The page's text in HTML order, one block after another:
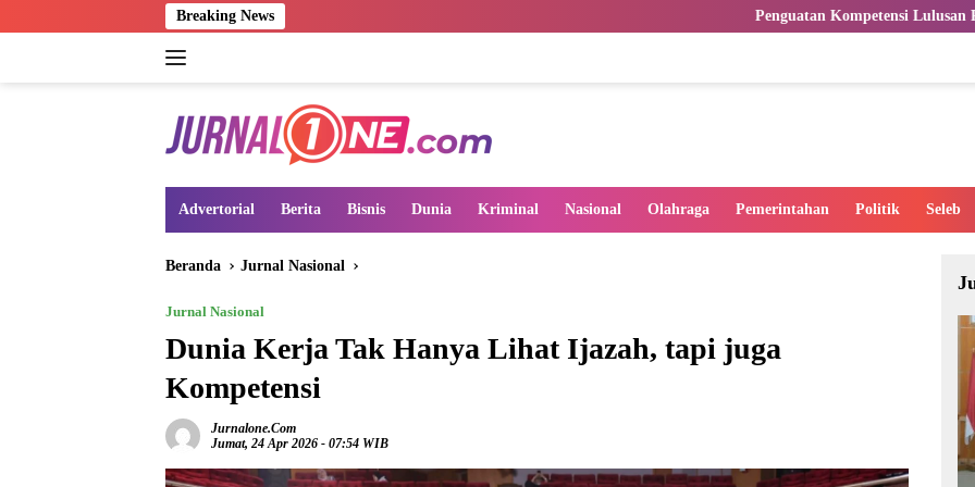
ke
Breaking News Penguatan Kompetensi Lulusan Perguruan Tinggi
Advertorial Berita Bisnis Dunia Kriminal Nasional Olahraga Pemerintahan Politik Seleb
Beranda Jurnal Nasional
Jurnal Nasional
Dunia Kerja Tak Hanya Lihat Ijazah, tapi juga
Kompetensi
Jurnalone.com
Jumat, 24 Apr 2026 - 07:54 WIB